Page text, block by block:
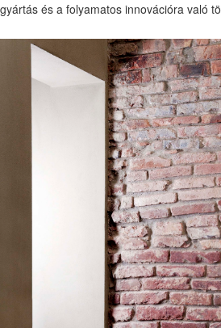
gyártás és a folyamatos innovációra való